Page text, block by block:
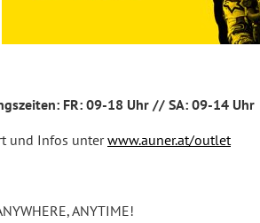
FR: 09-18 Uhr // SA: 09-14 Uhr
und Infos unterwww.auner.at/outlet
ANYTIME!